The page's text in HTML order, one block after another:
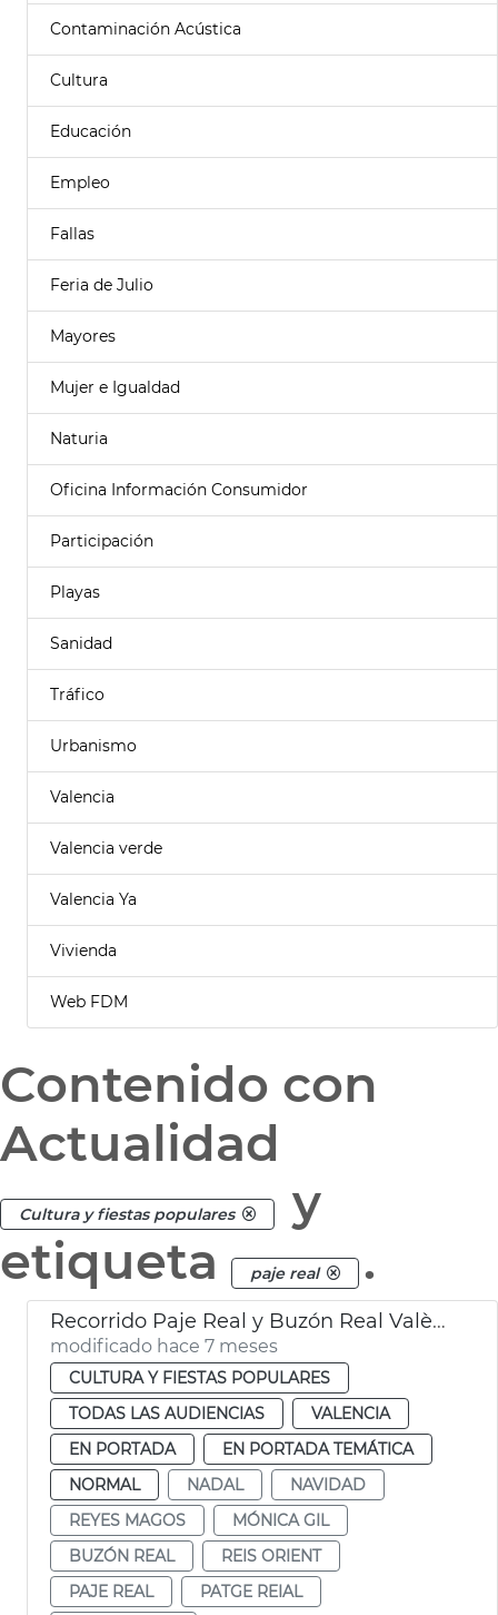
Contaminación Acústica
Cultura
Educación
Empleo
Fallas
Feria de Julio
Mayores
Mujer e Igualdad
Naturia
Oficina Información Consumidor
Participación
Playas
Sanidad
Tráfico
Urbanismo
Valencia
Valencia verde
Valencia Ya
Vivienda
Web FDM
Contenido con
Actualidad
Cultura y fiestas populares
y
etiqueta
paje real .
Recorrido Paje Real y Buzón Real València
modificado hace 7 meses
CULTURA Y FIESTAS POPULARES
TODAS LAS AUDIENCIAS
VALENCIA
EN PORTADA
EN PORTADA TEMÁTICA
NORMAL
NADAL
NAVIDAD
REYES MAGOS
MÓNICA GIL
BUZÓN REAL
REIS ORIENT
PAJE REAL
PATGE REIAL